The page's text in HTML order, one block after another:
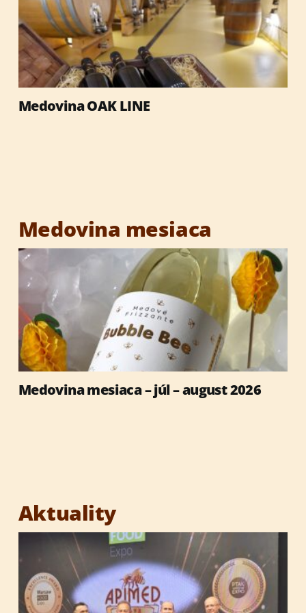
Darčekové obaly
Med
Výrobky so včelími produktmi
Medovina OAK LINE
Medovina mesiaca
Medovina mesiaca – júl – august 2026
Aktuality